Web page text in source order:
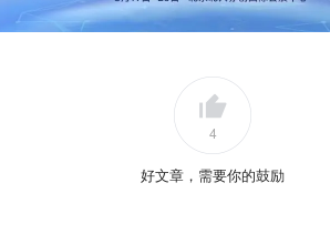
4
好文章，需要你的鼓励